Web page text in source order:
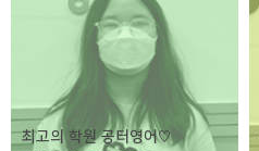
최고의 학원 공터영어♡